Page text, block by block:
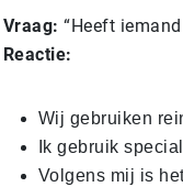
Vraag: “Heeft
Reactie:
Wij gebruiken
Ik gebruik
Volgens mij is